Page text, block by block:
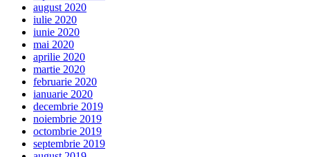
august 2020
iulie 2020
iunie 2020
mai 2020
aprilie 2020
martie 2020
februarie 2020
ianuarie 2020
decembrie 2019
noiembrie 2019
octombrie 2019
septembrie 2019